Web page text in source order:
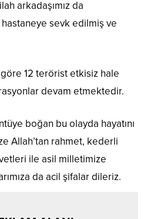
arkadaşımız da
hastaneye sevk edilmiş ve
12 terörist etkisiz hale
devam etmektedir.
boğan bu olayda hayatını
Allah’tan rahmet, kederli
ile asil milletimize
da acil şifalar dileriz.